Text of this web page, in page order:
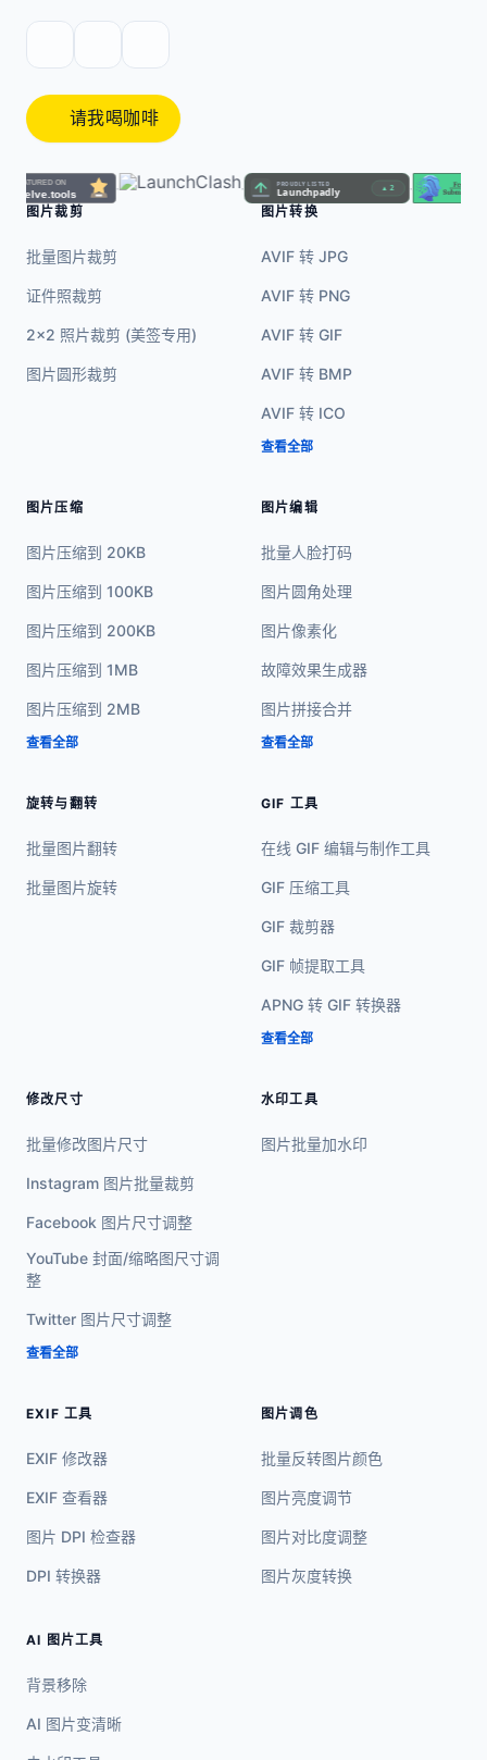
请我喝咖啡
·
图片裁剪
批量图片裁剪
证件照裁剪
2x2 照片裁剪 (美签专用)
图片圆形裁剪
图片转换
AVIF 转 JPG
AVIF 转 PNG
AVIF 转 GIF
AVIF 转 BMP
AVIF 转 ICO
查看全部
图片压缩
图片压缩到 20KB
图片压缩到 100KB
图片压缩到 200KB
图片压缩到 1MB
图片压缩到 2MB
查看全部
图片编辑
批量人脸打码
图片圆角处理
图片像素化
故障效果生成器
图片拼接合并
查看全部
旋转与翻转
批量图片翻转
批量图片旋转
GIF 工具
在线 GIF 编辑与制作工具
GIF 压缩工具
GIF 裁剪器
GIF 帧提取工具
APNG 转 GIF 转换器
查看全部
修改尺寸
批量修改图片尺寸
Instagram 图片批量裁剪
Facebook 图片尺寸调整
YouTube 封面/缩略图尺寸调
整
Twitter 图片尺寸调整
查看全部
水印工具
图片批量加水印
EXIF 工具
EXIF 修改器
EXIF 查看器
图片 DPI 检查器
DPI 转换器
图片调色
批量反转图片颜色
图片亮度调节
图片对比度调整
图片灰度转换
AI 图片工具
背景移除
AI 图片变清晰